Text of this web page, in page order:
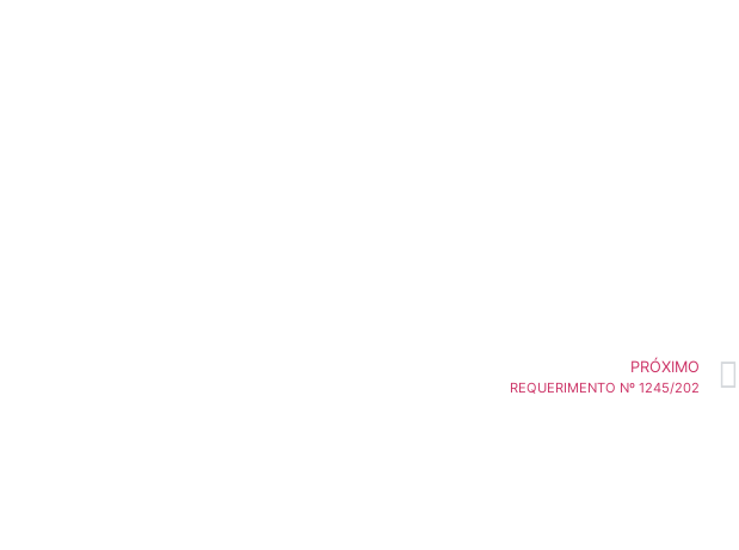
PRÓXIMO
REQUERIMENTO Nº 1245/202